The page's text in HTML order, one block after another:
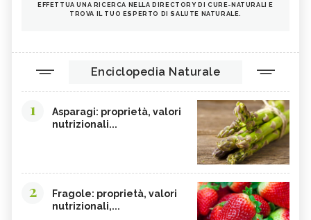
EFFETTUA UNA RICERCA NELLA DIRECTORY DI CURE-NATURALI E
TROVA IL TUO ESPERTO DI SALUTE NATURALE.
Enciclopedia Naturale
1
Asparagi: proprietà, valori
nutrizionali...
2
Fragole: proprietà, valori
nutrizionali,...